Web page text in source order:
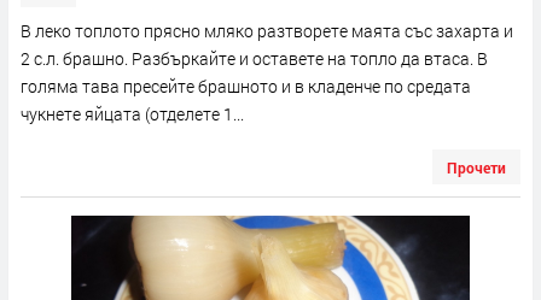
В леко топлото прясно мляко разтворете маята със захарта и
2 с.л. брашно. Разбъркайте и оставете на топло да втаса. В
голяма тава пресейте брашното и в кладенче по средата
чукнете яйцата (отделете 1...
Прочети